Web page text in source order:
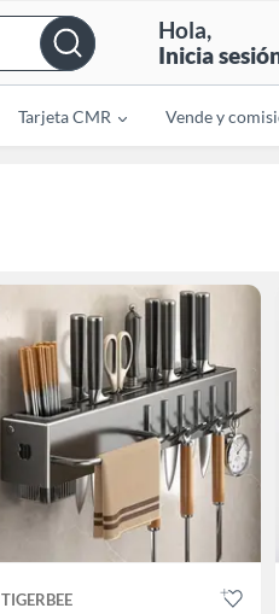
Hola,
Inicia
Tarjeta CMR Vende y
TIGERBEE